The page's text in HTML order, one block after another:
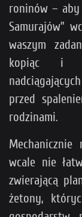
roninów –
Samurajów”
waszym
kopiąc i
przed
rodzinami.
wcale nie
zwierającą
żetony,